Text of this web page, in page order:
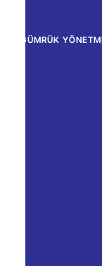
GÜMRÜK